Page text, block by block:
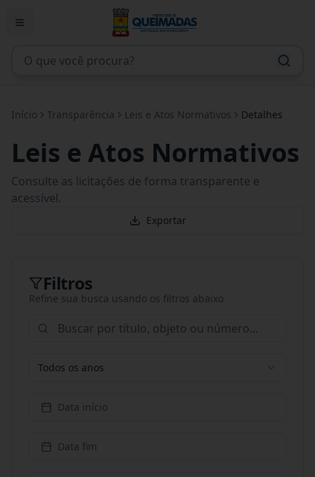
Início Transparência Leis e Atos Normativos Detalhes
Leis e Atos Normativos
Consulte as licitações de forma transparente e
acessível.
Exportar
Filtros
Refine sua busca usando os filtros abaixo
Todos os anos
Data início
Data fim